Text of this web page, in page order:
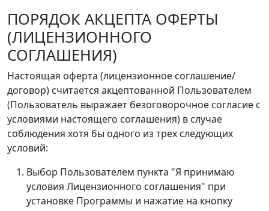
ПОРЯДОК АКЦЕПТА ОФЕРТЫ
(ЛИЦЕНЗИОННОГО
СОГЛАШЕНИЯ)
Настоящая оферта (лицензионное соглашение/
договор) считается акцептованной Пользователем
(Пользователь выражает безоговорочное согласие с
условиями настоящего соглашения) в случае
соблюдения хотя бы одного из трех следующих
условий:
Выбор Пользователем пункта "Я принимаю
условия Лицензионного соглашения" при
установке Программы и нажатие на кнопку